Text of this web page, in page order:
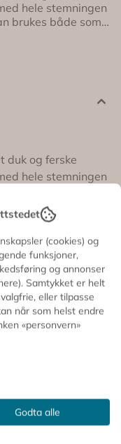
hele stemningen
er laget for både
duk og ferske
hele stemningen
både som
er laget for både
og sommerlige
gir en frisk
som ute 🌿☀️
fint – uten at
og igjen.
polyester
(cookies) og
funksjoner,
og annonser
Samtykket er helt
eller tilpasse
når som helst endre
«personvern»
Godta alle